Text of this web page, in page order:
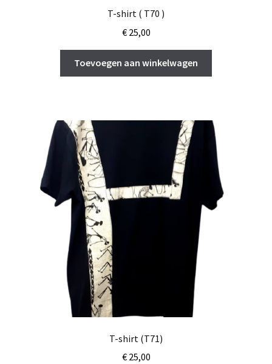
T-shirt ( T70 )
€25,00
Toevoegen aan winkelwagen
T-shirt (T71)
€25,00